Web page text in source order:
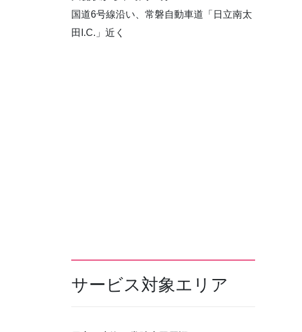
国道6号線沿い、常磐自動車道「日立南太
田I.C.」近く
サービス対象エリア